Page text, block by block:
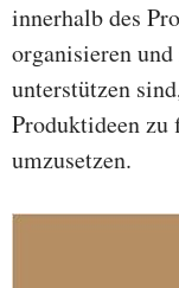
innerhalb des
organisieren
unterstützen
Produktideen zu
umzusetzen.